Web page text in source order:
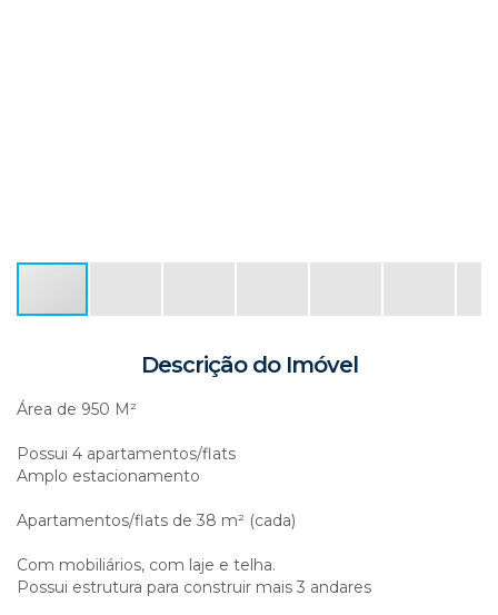
Descrição do Imóvel
Área de 950 M²
Possui 4 apartamentos/flats
Amplo estacionamento
Apartamentos/flats de 38 m² (cada)
Com mobiliários, com laje e telha.
Possui estrutura para construir mais 3 andares